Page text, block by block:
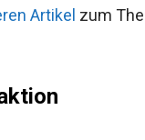
Artikel zum